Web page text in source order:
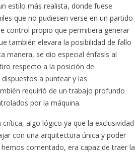
estilo más realista, donde fuese
que no pudiesen verse en un partido
control propio que permitiera generar
también elevara la posibilidad de fallo
manera, se dio especial énfasis al
respecto a la posición de
a puntear y las
requirió de un trabajo profundo
por la máquina.
algo lógico ya que la exclusividad
con una arquitectura única y poder
comentado, era capaz de traer la